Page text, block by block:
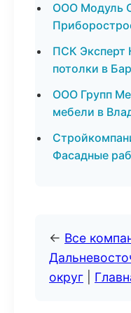
ООО Модуль
ПСК Эксперт
потолки в
ООО Групп
мебели в
Фасадные
← Все
округ